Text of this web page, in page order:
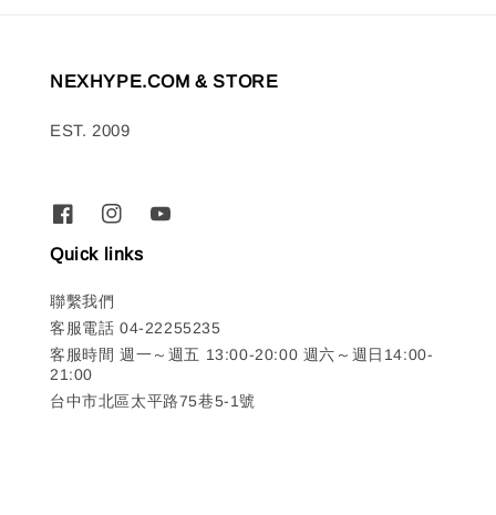
NEXHYPE.COM & STORE
EST. 2009
Quick links
聯繫我們
客服電話 04-22255235
客服時間 週一～週五 13:00-20:00 週六～週日14:00-
21:00
台中市北區太平路75巷5-1號